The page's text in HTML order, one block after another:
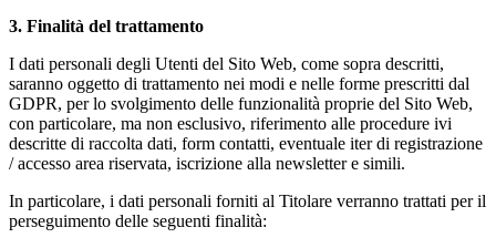
3. Finalità del trattamento
I dati personali degli Utenti del Sito Web, come sopra descritti,
saranno oggetto di trattamento nei modi e nelle forme prescritti dal
GDPR, per lo svolgimento delle funzionalità proprie del Sito Web,
con particolare, ma non esclusivo, riferimento alle procedure ivi
descritte di raccolta dati, form contatti, eventuale iter di registrazione
/ accesso area riservata, iscrizione alla newsletter e simili.
In particolare, i dati personali forniti al Titolare verranno trattati per il
perseguimento delle seguenti finalità: